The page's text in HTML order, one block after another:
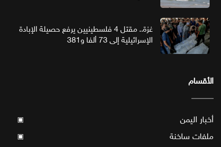
غزة.. مقتل 4 فلسطينيين يرفع حصيلة الإبادة
الإسرائيلية إلى 73 ألفا و381
الأقسام
أخبار اليمن ▣
ملفات ساخنة ▣